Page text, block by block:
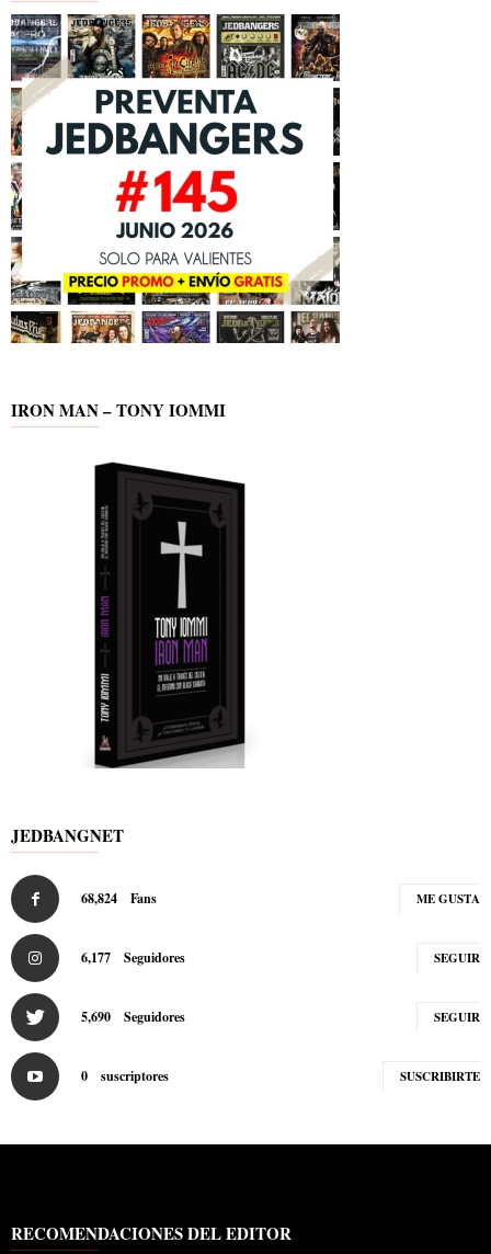
IRON MAN – TONY IOMMI
JEDBANGNET
68,824 Fans ME GUSTA
6,177 Seguidores SEGUIR
5,690 Seguidores SEGUIR
0 suscriptores SUSCRIBIRTE
RECOMENDACIONES DEL EDITOR